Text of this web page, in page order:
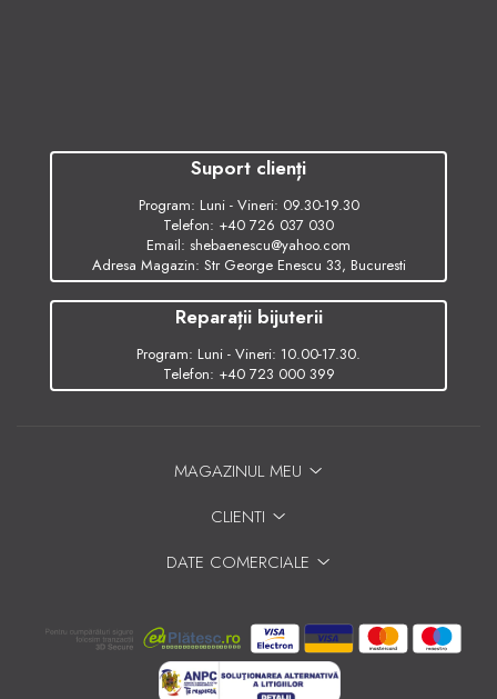
Suport clienți
Program: Luni - Vineri: 09.30-19.30
Telefon: +40 726 037 030
Email: shebaenescu@yahoo.com
Adresa Magazin: Str George Enescu 33, Bucuresti
Reparații bijuterii
Program: Luni - Vineri: 10.00-17.30.
Telefon: +40 723 000 399
MAGAZINUL MEU
CLIENTI
DATE COMERCIALE